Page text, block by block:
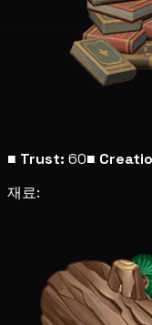
■ Trust: 60■
재료: